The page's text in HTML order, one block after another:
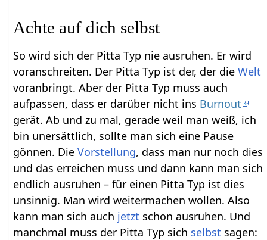
Achte auf dich selbst
So wird sich der Pitta Typ nie ausruhen. Er wird
voranschreiten. Der Pitta Typ ist der, der dieWelt
voranbringt. Aber der Pitta Typ muss auch
aufpassen, dass er darüber nicht ins Burnout
gerät. Ab und zu mal, gerade weil man weiß, ich
bin unersättlich, sollte man sich eine Pause
gönnen. DieVorstellung, dass man nur noch dies
und das erreichen muss und dann kann man sich
endlich ausruhen – für einen Pitta Typ ist dies
unsinnig. Man wird weitermachen wollen. Also
kann man sich auch jetzt schon ausruhen. Und
manchmal muss der Pitta Typ sich selbst sagen: